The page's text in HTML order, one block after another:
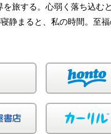
旅する。心弱く落ち込む
静まると、私の時間。至
ング 紀伊国屋